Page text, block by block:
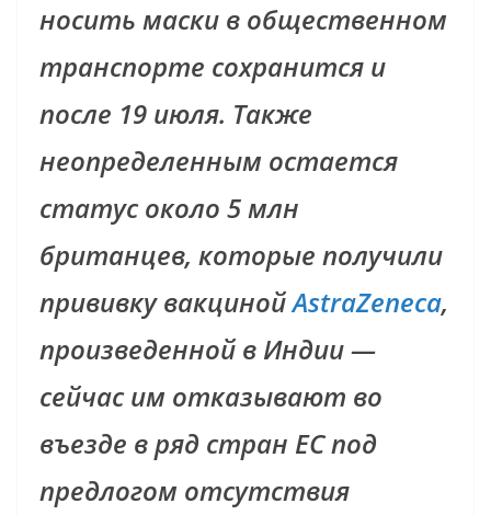
носить маски в общественном
транспорте сохранится и
после 19 июля. Также
неопределенным остается
статус около 5 млн
британцев, которые получили
прививку вакцинойAstraZeneca,
произведенной в Индии —
сейчас им отказывают во
въезде в ряд стран ЕС под
предлогом отсутствия